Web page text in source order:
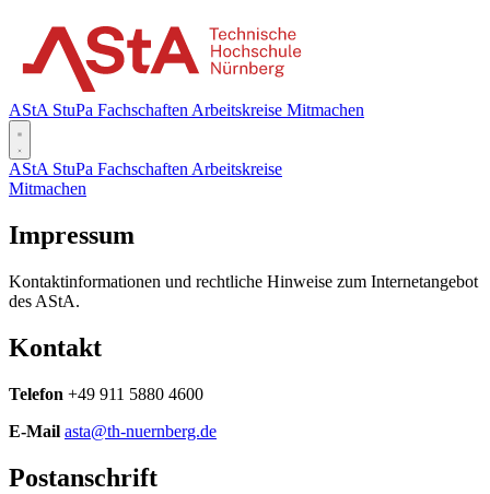
AStA StuPa Fachschaften Arbeitskreise Mitmachen
AStA StuPa Fachschaften Arbeitskreise
Mitmachen
Impressum
Kontaktinformationen und rechtliche Hinweise zum Internetangebot
des AStA.
Kontakt
Telefon +49 911 5880 4600
E-Mail asta@th-nuernberg.de
Postanschrift